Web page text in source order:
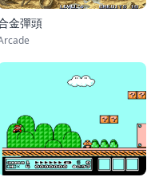
金彈頭